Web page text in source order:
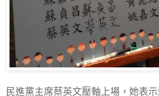
民進黨主席蔡英文壓軸上場，她表